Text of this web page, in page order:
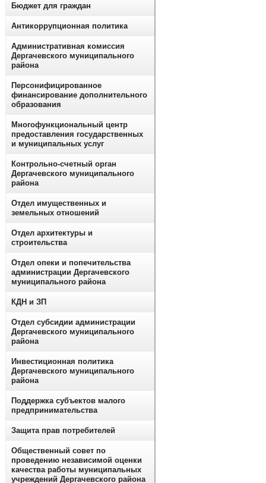
Бюджет для граждан
Антикоррупционная политика
Административная комиссия
Дергачевского муниципального
района
Персонифицированное
финансирование дополнительного
образования
Многофункциональный центр
предоставления государственных
и муниципальных услуг
Контрольно-счетный орган
Дергачевского муниципального
района
Отдел имущественных и
земельных отношений
Отдел архитектуры и
строительства
Отдел опеки и попечительства
администрации Дергачевского
муниципального района
КДН и ЗП
Отдел субсидии администрации
Дергачевского муниципального
района
Инвестиционная политика
Дергачевского муниципального
района
Поддержка субъектов малого
предпринимательства
Защита прав потребителей
Общественный совет по
проведению независимой оценки
качества работы муниципальных
учреждений Дергачевского района